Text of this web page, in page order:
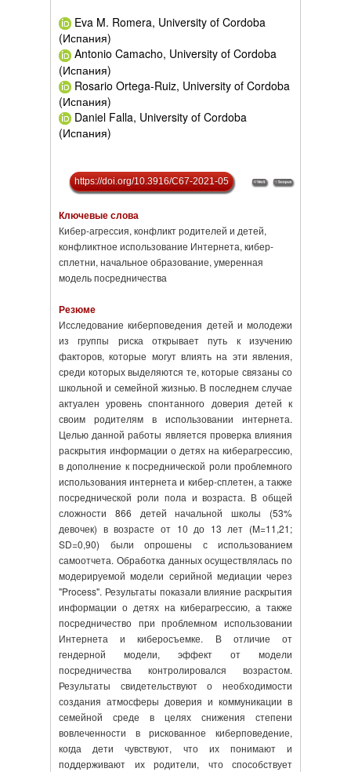
Eva M. Romera, University of Cordoba
(Испания)
Antonio Camacho, University of Cordoba
(Испания)
Rosario Ortega-Ruiz, University of Cordoba
(Испания)
Daniel Falla, University of Cordoba
(Испания)
https://doi.org/10.3916/C67-2021-05
Ключевые слова
Кибер-агрессия, конфликт родителей и детей,
конфликтное использование Интернета, кибер-
сплетни, начальное образование, умеренная
модель посредничества
Резюме
Исследование киберповедения детей и молодежи
из группы риска открывает путь к изучению
факторов, которые могут влиять на эти явления,
среди которых выделяются те, которые связаны со
школьной и семейной жизнью. В последнем случае
актуален уровень спонтанного доверия детей к
своим родителям в использовании интернета.
Целью данной работы является проверка влияния
раскрытия информации о детях на киберагрессию,
в дополнение к посреднической роли проблемного
использования интернета и кибер-сплетен, а также
посреднической роли пола и возраста. В общей
сложности 866 детей начальной школы (53%
девочек) в возрасте от 10 до 13 лет (M=11,21;
SD=0,90) были опрошены с использованием
самоотчета. Обработка данных осуществлялась по
модерируемой модели серийной медиации через
"Process". Результаты показали влияние раскрытия
информации о детях на киберагрессию, а также
посредничество при проблемном использовании
Интернета и киберосъемке. В отличие от
гендерной модели, эффект от модели
посредничества контролировался возрастом.
Результаты свидетельствуют о необходимости
создания атмосферы доверия и коммуникации в
семейной среде в целях снижения степени
вовлеченности в рискованное киберповедение,
когда дети чувствуют, что их понимают и
поддерживают их родители, что способствует